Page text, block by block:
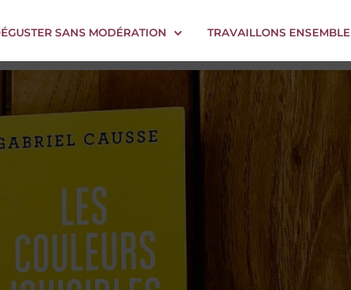
SANS MODÉRATION TRAVAILLONS ENSEMBLE